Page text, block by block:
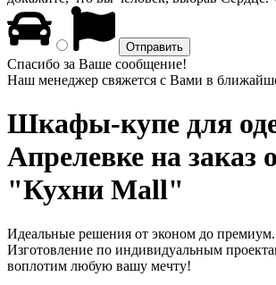
Спасибо за Ваше сообщение!
Наш менеджер свяжется с Вами в
Шкафы-купе для
Апрелевке на заказ
"Кухни Mall"
Идеальные решения от эконом до премиум.
Изготовление по индивидуальным
воплотим любую вашу мечту!